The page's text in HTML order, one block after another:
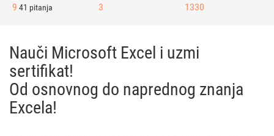
9 41 pitanja
3
1330
Nauči Microsoft Excel i uzmi
sertifikat!
Od osnovnog do naprednog znanja
Excela!